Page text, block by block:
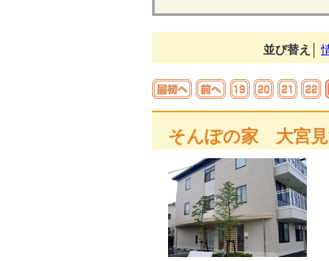
並び替え │
そんぽの家 大宮